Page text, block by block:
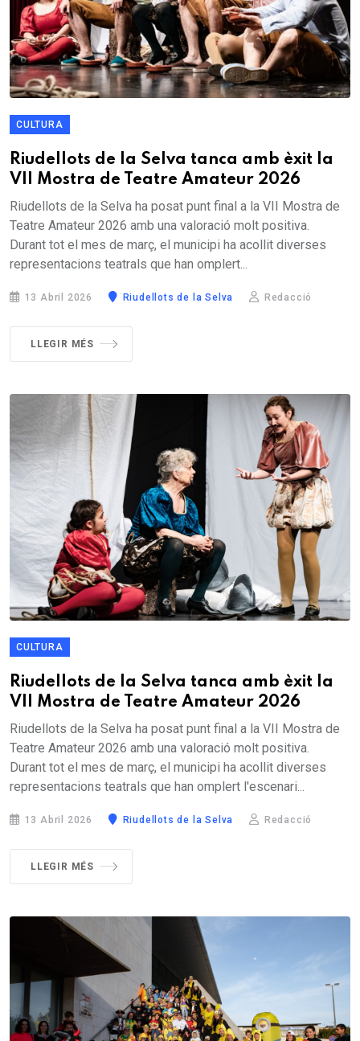
CULTURA
Riudellots de la Selva tanca amb èxit la
VII Mostra de Teatre Amateur 2026
Riudellots de la Selva ha posat punt final a la VII Mostra de
Teatre Amateur 2026 amb una valoració molt positiva.
Durant tot el mes de març, el municipi ha acollit diverses
representacions teatrals que han omplert...
13 Abril 2026 Riudellots de la Selva Redacció
LLEGIR MÉS
CULTURA
Riudellots de la Selva tanca amb èxit la
VII Mostra de Teatre Amateur 2026
Riudellots de la Selva ha posat punt final a la VII Mostra de
Teatre Amateur 2026 amb una valoració molt positiva.
Durant tot el mes de març, el municipi ha acollit diverses
representacions teatrals que han omplert l'escenari...
13 Abril 2026 Riudellots de la Selva Redacció
LLEGIR MÉS